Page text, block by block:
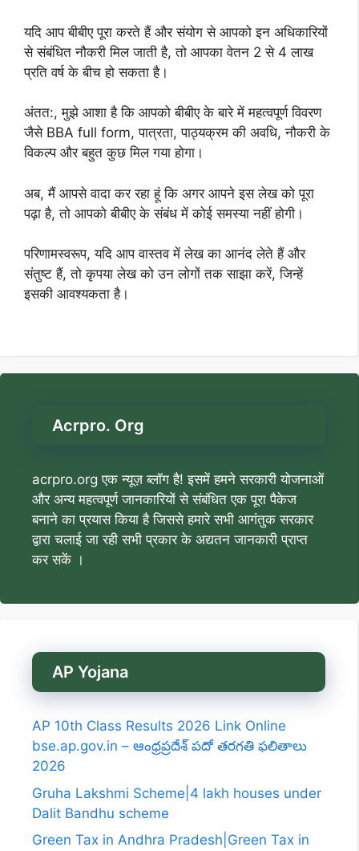
यदि आप बीबीए पूरा करते हैं और संयोग से आपको इन अधिकारियों
से संबंधित नौकरी मिल जाती है, तो आपका वेतन 2 से 4 लाख
प्रति वर्ष के बीच हो सकता है।
अंतत:, मुझे आशा है कि आपको बीबीए के बारे में महत्वपूर्ण विवरण
जैसे BBA full form, पात्रता, पाठ्यक्रम की अवधि, नौकरी के
विकल्प और बहुत कुछ मिल गया होगा।
अब, मैं आपसे वादा कर रहा हूं कि अगर आपने इस लेख को पूरा
पढ़ा है, तो आपको बीबीए के संबंध में कोई समस्या नहीं होगी।
परिणामस्वरूप, यदि आप वास्तव में लेख का आनंद लेते हैं और
संतुष्ट हैं, तो कृपया लेख को उन लोगों तक साझा करें, जिन्हें
इसकी आवश्यकता है।
Acrpro. Org
acrpro.org एक न्यूज़ ब्लॉग है! इसमें हमने सरकारी योजनाओं
और अन्य महत्वपूर्ण जानकारियों से संबंधित एक पूरा पैकेज
बनाने का प्रयास किया है जिससे हमारे सभी आगंतुक सरकार
द्वारा चलाई जा रही सभी प्रकार के अद्यतन जानकारी प्राप्त
कर सकें ।
AP Yojana
AP 10th Class Results 2026 Link Online
bse.ap.gov.in – ఆంధ్రప్రదేశ్ పదో తరగతి ఫలితాలు
2026
Gruha Lakshmi Scheme|4 lakh houses under
Dalit Bandhu scheme
Green Tax in Andhra Pradesh|Green Tax in